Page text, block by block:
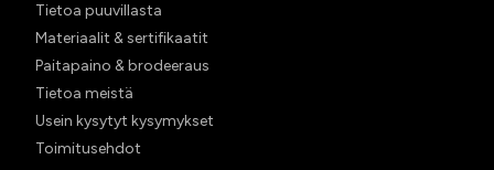
Tietoa puuvillasta
Materiaalit & sertifikaatit
Paitapaino & brodeeraus
Tietoa meistä
Usein kysytyt kysymykset
Toimitusehdot